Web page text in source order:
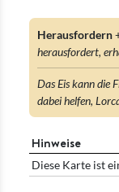
Herausfordern
herausfordert,
Das Eis kann die
dabei helfen,
Hinweise
Diese Karte ist